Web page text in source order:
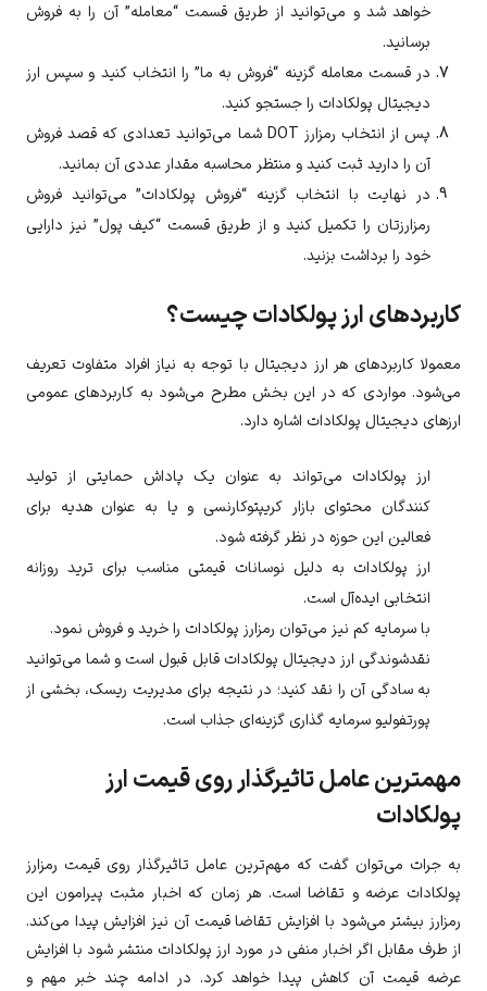
خواهد شد و می‌توانید از طریق قسمت “معامله” آن را به فروش
برسانید.
در قسمت معامله گزینه “فروش به ما” را انتخاب کنید و سپس ارز
دیجیتال پولکادات را جستجو کنید.
پس از انتخاب رمزارز DOT شما می‌توانید تعدادی که قصد فروش
آن را دارید ثبت کنید و منتظر محاسبه مقدار عددی آن بمانید.
در نهایت با انتخاب گزینه “فروش پولکادات” می‌توانید فروش
رمزارزتان را تکمیل کنید و از طریق قسمت “کیف پول” نیز دارایی
خود را برداشت بزنید.
کاربردهای ارز پولکادات چیست؟
معمولا کاربردهای هر ارز دیجیتال با توجه به نیاز افراد متفاوت تعریف
می‌شود. مواردی که در این بخش مطرح می‌شود به کاربردهای عمومی
ارزهای دیجیتال پولکادات اشاره دارد.
ارز پولکادات می‌تواند به عنوان یک پاداش حمایتی از تولید
کنندگان محتوای بازار کریپتوکارنسی و یا به عنوان هدیه برای
فعالین این حوزه در نظر گرفته شود.
ارز پولکادات به دلیل نوسانات قیمتی مناسب برای ترید روزانه
انتخابی ایده‌آل است.
با سرمایه کم نیز می‌توان رمزارز پولکادات را خرید و فروش نمود.
نقدشوندگی ارز دیجیتال پولکادات قابل قبول است و شما می‌توانید
به سادگی آن را نقد کنید؛ در نتیجه برای مدیریت ریسک، بخشی از
پورتفولیو سرمایه گذاری گزینه‌ای جذاب است.
مهمترین عامل تاثیرگذار روی قیمت ارز
پولکادات
به جرات می‌توان گفت که مهم‌ترین عامل تاثیرگذار روی قیمت رمزارز
پولکادات عرضه و تقاضا است. هر زمان که اخبار مثبت پیرامون این
رمزارز بیشتر می‌شود با افزایش تقاضا قیمت آن نیز افزایش پیدا می‌کند.
از طرف مقابل اگر اخبار منفی در مورد ارز پولکادات منتشر شود با افزایش
عرضه قیمت آن کاهش پیدا خواهد کرد. در ادامه چند خبر مهم و